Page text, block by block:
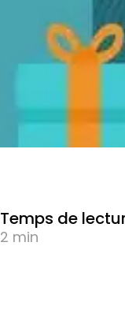
Temps de
2 min